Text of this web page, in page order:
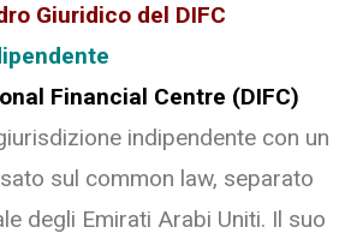
Giuridico del DIFC
Financial Centre (DIFC)
indipendente con un
sul common law, separato
degli Emirati Arabi Uniti. Il suo